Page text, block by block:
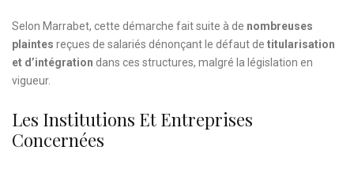
Selon Marrabet, cette démarche fait suite à de nombreuses
plaintes reçues de salariés dénonçant le défaut de titularisation
et d’intégration dans ces structures, malgré la législation en
vigueur.
Les Institutions Et Entreprises
Concernées